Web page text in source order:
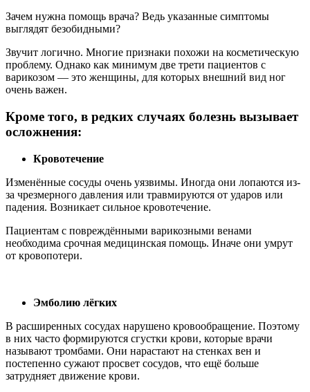
Зачем нужна помощь врача? Ведь указанные симптомы
выглядят безобидными?
Звучит логично. Многие признаки похожи на косметическую
проблему. Однако как минимум две трети пациентов с
варикозом — это женщины, для которых внешний вид ног
очень важен.
Кроме того, в редких случаях болезнь вызывает
осложнения:
Кровотечение
Изменённые сосуды очень уязвимы. Иногда они лопаются из-
за чрезмерного давления или травмируются от ударов или
падения. Возникает сильное кровотечение.
Пациентам с повреждёнными варикозными венами
необходима срочная медицинская помощь. Иначе они умрут
от кровопотери.
Эмболию лёгких
В расширенных сосудах нарушено кровообращение. Поэтому
в них часто формируются сгустки крови, которые врачи
называют тромбами. Они нарастают на стенках вен и
постепенно сужают просвет сосудов, что ещё больше
затрудняет движение крови.